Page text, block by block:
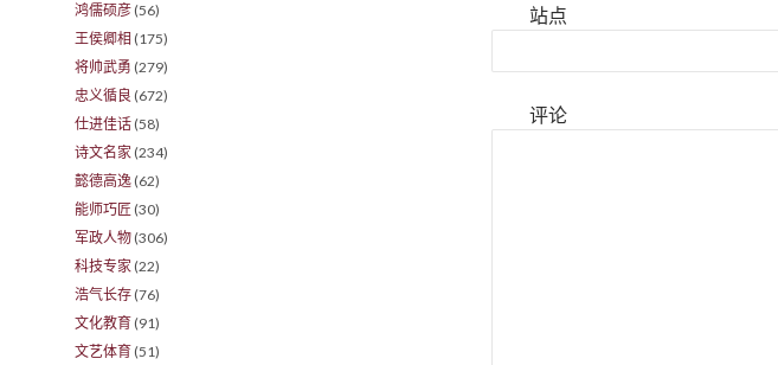
站点
评论
鸿儒硕彦 (56)
王侯卿相 (175)
将帅武勇 (279)
忠义循良 (672)
仕进佳话 (58)
诗文名家 (234)
懿德高逸 (62)
能师巧匠 (30)
军政人物 (306)
科技专家 (22)
浩气长存 (76)
文化教育 (91)
文艺体育 (51)